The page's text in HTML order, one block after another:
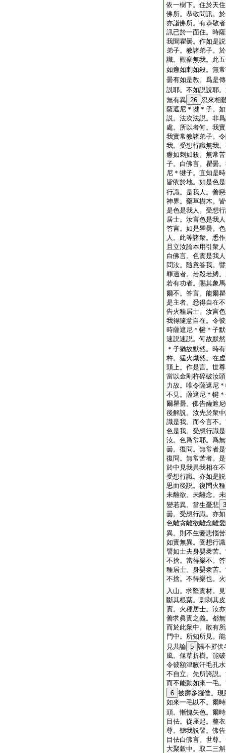
依一樹下。住於天
佛所。恭敬問訊。
亦詣佛所。有恭敬
訊已於一面住。時
我聞瞿曇。作如是
弟子。教諸弟子。
識。觀察無我。此
如癰如刺如殺。無
曇有如是教。爲是
説耶。不如説説耶
無有異 26 忍來相
薩遮尼＊犍＊子。
説。法次法説。非
處。所以者何。我
我實常教諸弟子。
我。受想行識無我
癰如刺如殺。無常
子。白佛言。瞿曇
尼＊犍子。宜知是
皆依於地。如是色
行識。是我人。善
神界。藥草樹木。
是色是我人。受想
居士。汝言色是我
答言。如是瞿曇。
人。此等諸衆。悉
且立汝論本用引衆
白佛言。色實是我
問汝。隨意答我。
罪過者。若殺若縛
若有功者。賜其象
爾不。答言。能爾
是主者。悉得自在
告火種居士。汝言
我得隨意自在。令
時薩遮尼＊犍＊子
速説速説。何故默
＊子猶故默然。時
杵。猛火熾然。在
頭上。作是言。世
當以金剛杵碎破汝
力故。唯令薩遮尼
不見。薩遮尼＊犍
爾瞿曇。佛告薩遮
後解説。汝先於衆
識是我。而今言不
色是我。受想行識
汝。色爲常耶。爲
曇。復問。無常者
復問。無常苦者。
於中見我異我相在
受想行識。亦如是
思而後説。復問火
未離欲。未離念。
變若異。當生憂悲 3
曇。受想行識。亦
色離貪離欲離念離
異。則不生憂悲惱
如實無異。受想行
譬如士夫身嬰衆苦
不捨。當得樂不。
種居士。身嬰衆苦
不捨。不得樂也。
入山。求堅實材。
斷其根葉。剽剥其
實。火種居士。汝
善求眞實之義。都
而於此衆中。敢有
門中。所知所見。
見共論 5 議不摧伏
風。偃草折樹。能
令彼額津腋汗毛孔
不自立。先所誇説
而不能動如來一毛
6 被欝多羅僧。
如來一毛以不。爾
頭。慚愧失色。爾
目佉。從座起。整
尊。聽我説譬。佛
目佉白佛言。世尊
大聚穀中。取二三